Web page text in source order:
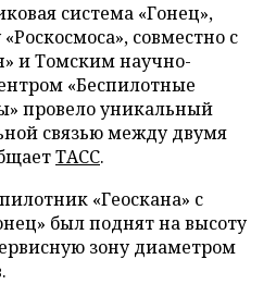
система «Гонец»,
совместно с
и Томским научно-
«Беспилотные
провело уникальный
связью между двумя
ТАСС.
«Геоскана» с
был поднят на высоту
зону диаметром